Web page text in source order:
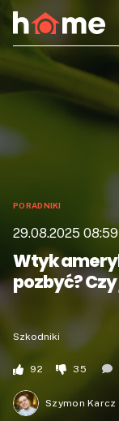
PORADNIKI
29.08.2025 08:59
Wtyk
pozbyć?
Szkodniki
92 35
Szymon Karcz